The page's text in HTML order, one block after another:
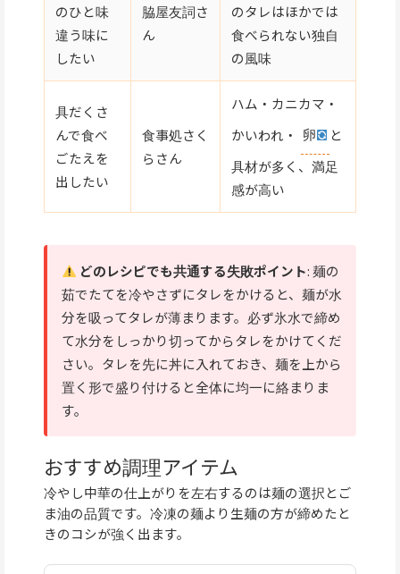
のひと味
違う味に
したい
脇屋友詞さ
ん
のタレはほかでは
食べられない独自
の風味
具だくさ
んで食べ
ごたえを
出したい
食事処さく
らさん
ハム・カニカマ・
かいわれ・
卵
と
具材が多く、満足
感が高い
どのレシピでも共通する失敗ポイント: 麺の
茹でたてを冷やさずにタレをかけると、麺が水
分を吸ってタレが薄まります。必ず氷水で締め
て水分をしっかり切ってからタレをかけてくだ
さい。タレを先に丼に入れておき、麺を上から
置く形で盛り付けると全体に均一に絡まりま
す。
おすすめ調理アイテム
冷やし中華の仕上がりを左右するのは麺の選択とご
ま油の品質です。冷凍の麺より生麺の方が締めたと
きのコシが強く出ます。